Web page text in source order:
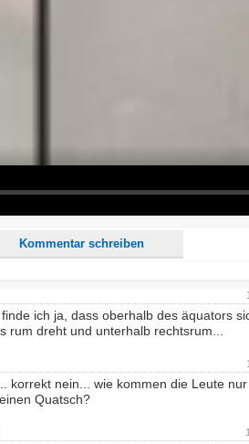
Kommentar schreiben
auf dieser Seite weitere Kommentare erscheinen.
ich ja, dass oberhalb des äquators
rum dreht und unterhalb rechtsrum...
korrekt nein... wie kommen die Leute
Quatsch?